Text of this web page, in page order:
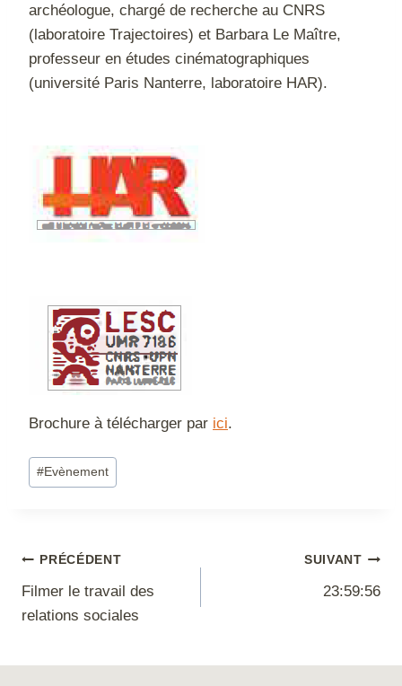
archéologue, chargé de recherche au CNRS
(laboratoire Trajectoires) et Barbara Le Maître,
professeur en études cinématographiques
(université Paris Nanterre, laboratoire HAR).
Brochure à télécharger par ici.
Étiquettes
de
#Evènement
Navigation
de
PRÉCÉDENT
Filmer le travail des
relations sociales
SUIVANT
23:59:56